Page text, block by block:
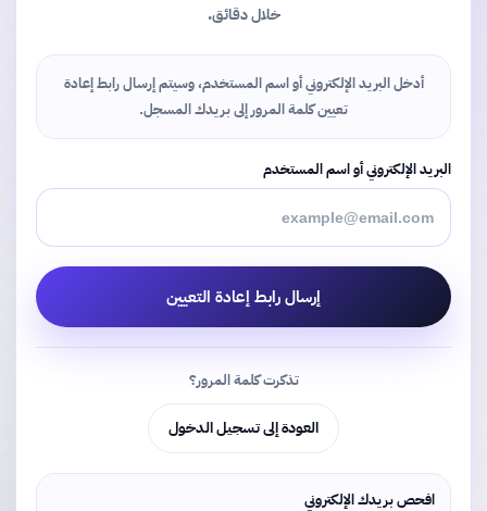
خلال دقائق.
أدخل البريد الإلكتروني أو اسم المستخدم، وسيتم إرسال رابط إعادة
تعيين كلمة المرور إلى بريدك المسجل.
البريد الإلكتروني أو اسم المستخدم
إرسال رابط إعادة التعيين
تذكرت كلمة المرور؟
العودة إلى تسجيل الدخول
افحص بريدك الإلكتروني